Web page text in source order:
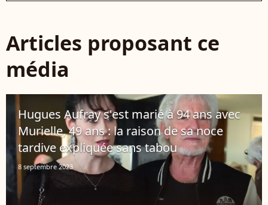
Articles proposant ce
média
Hugues Aufray s'est marié à 94 ans avec
Murielle, 49 ans : la raison de sa noce
tardive expliquée sans tabou
8 septembre 2023